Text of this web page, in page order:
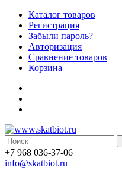
Каталог товаров
Регистрация
Забыли пароль?
Авторизация
Сравнение товаров
Корзина
+7 968 036-37-06
info@skatbiot.ru